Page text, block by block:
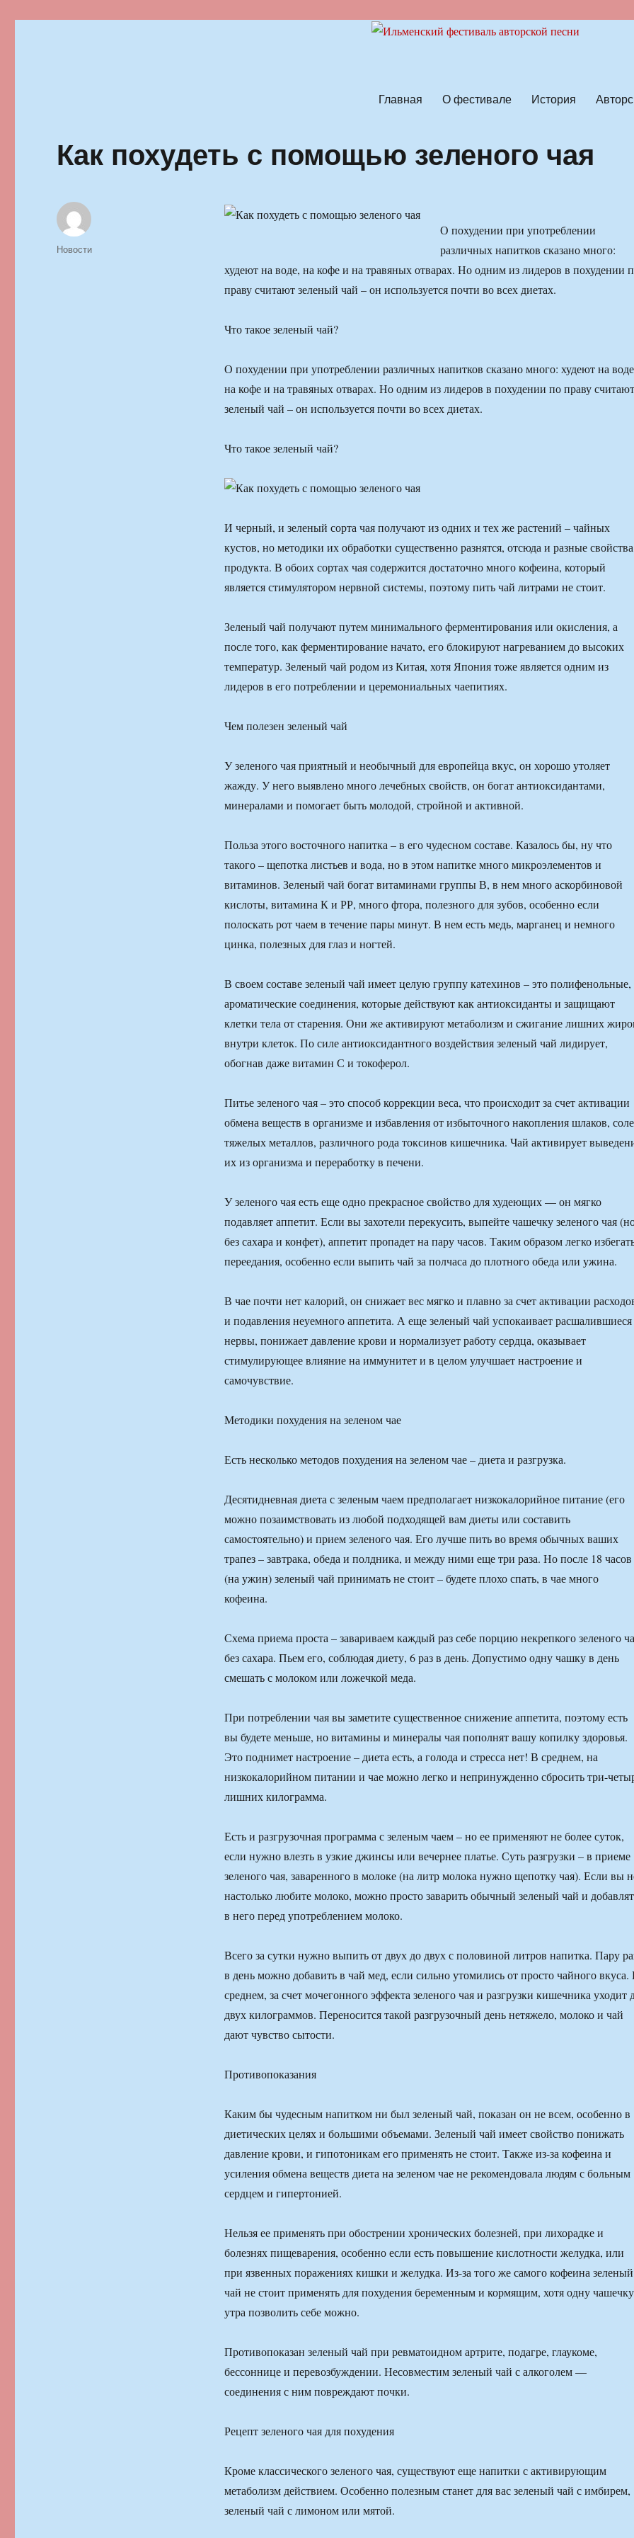
Главная О фестивале История
Как похудеть с помощью зеленого чая
О похудении при употреблении
различных напитков сказано много:
худеют на воде, на кофе и на травяных отварах. Но одним из лидеров в похудении
праву считают зеленый чай – он используется почти во всех диетах.
Что такое зеленый чай?
О похудении при употреблении различных напитков сказано много: худеют на
на кофе и на травяных отварах. Но одним из лидеров в похудении по праву считают
зеленый чай – он используется почти во всех диетах.
Что такое зеленый чай?
И черный, и зеленый сорта чая получают из одних и тех же растений – чайных
кустов, но методики их обработки существенно разнятся, отсюда и разные свойства
продукта. В обоих сортах чая содержится достаточно много кофеина, который
является стимулятором нервной системы, поэтому пить чай литрами не стоит.
Зеленый чай получают путем минимального ферментирования или окисления, а
после того, как ферментирование начато, его блокируют нагреванием до высоких
температур. Зеленый чай родом из Китая, хотя Япония тоже является одним из
лидеров в его потреблении и церемониальных чаепитиях.
Чем полезен зеленый чай
У зеленого чая приятный и необычный для европейца вкус, он хорошо утоляет
жажду. У него выявлено много лечебных свойств, он богат антиоксидантами,
минералами и помогает быть молодой, стройной и активной.
Польза этого восточного напитка – в его чудесном составе. Казалось бы, ну что
такого – щепотка листьев и вода, но в этом напитке много микроэлементов и
витаминов. Зеленый чай богат витаминами группы В, в нем много аскорбиновой
кислоты, витамина К и РР, много фтора, полезного для зубов, особенно если
полоскать рот чаем в течение пары минут. В нем есть медь, марганец и немного
цинка, полезных для глаз и ногтей.
В своем составе зеленый чай имеет целую группу катехинов – это полифенольные,
ароматические соединения, которые действуют как антиоксиданты и защищают
клетки тела от старения. Они же активируют метаболизм и сжигание лишних
внутри клеток. По силе антиоксидантного воздействия зеленый чай лидирует,
обогнав даже витамин С и токоферол.
Питье зеленого чая – это способ коррекции веса, что происходит за счет активации
обмена веществ в организме и избавления от избыточного накопления шлаков,
тяжелых металлов, различного рода токсинов кишечника. Чай активирует
их из организма и переработку в печени.
У зеленого чая есть еще одно прекрасное свойство для худеющих — он мягко
подавляет аппетит. Если вы захотели перекусить, выпейте чашечку зеленого чая
без сахара и конфет), аппетит пропадет на пару часов. Таким образом легко
переедания, особенно если выпить чай за полчаса до плотного обеда или ужина.
В чае почти нет калорий, он снижает вес мягко и плавно за счет активации
и подавления неуемного аппетита. А еще зеленый чай успокаивает расшалившиеся
нервы, понижает давление крови и нормализует работу сердца, оказывает
стимулирующее влияние на иммунитет и в целом улучшает настроение и
самочувствие.
Методики похудения на зеленом чае
Есть несколько методов похудения на зеленом чае – диета и разгрузка.
Десятидневная диета с зеленым чаем предполагает низкокалорийное питание (его
можно позаимствовать из любой подходящей вам диеты или составить
самостоятельно) и прием зеленого чая. Его лучше пить во время обычных ваших
трапез – завтрака, обеда и полдника, и между ними еще три раза. Но после 18 часов
(на ужин) зеленый чай принимать не стоит – будете плохо спать, в чае много
кофеина.
Схема приема проста – завариваем каждый раз себе порцию некрепкого зеленого
без сахара. Пьем его, соблюдая диету, 6 раз в день. Допустимо одну чашку в день
смешать с молоком или ложечкой меда.
При потреблении чая вы заметите существенное снижение аппетита, поэтому есть
вы будете меньше, но витамины и минералы чая пополнят вашу копилку здоровья.
Это поднимет настроение – диета есть, а голода и стресса нет! В среднем, на
низкокалорийном питании и чае можно легко и непринужденно сбросить три-
лишних килограмма.
Есть и разгрузочная программа с зеленым чаем – но ее применяют не более суток,
если нужно влезть в узкие джинсы или вечернее платье. Суть разгрузки – в приеме
зеленого чая, заваренного в молоке (на литр молока нужно щепотку чая). Если вы
настолько любите молоко, можно просто заварить обычный зеленый чай и
в него перед употреблением молоко.
Всего за сутки нужно выпить от двух до двух с половиной литров напитка. Пару
в день можно добавить в чай мед, если сильно утомились от просто чайного вкуса.
среднем, за счет мочегонного эффекта зеленого чая и разгрузки кишечника уходит
двух килограммов. Переносится такой разгрузочный день нетяжело, молоко и чай
дают чувство сытости.
Противопоказания
Каким бы чудесным напитком ни был зеленый чай, показан он не всем, особенно в
диетических целях и большими объемами. Зеленый чай имеет свойство понижать
давление крови, и гипотоникам его применять не стоит. Также из-за кофеина и
усиления обмена веществ диета на зеленом чае не рекомендовала людям с больным
сердцем и гипертонией.
Нельзя ее применять при обострении хронических болезней, при лихорадке и
болезнях пищеварения, особенно если есть повышение кислотности желудка, или
при язвенных поражениях кишки и желудка. Из-за того же самого кофеина зеленый
чай не стоит применять для похудения беременным и кормящим, хотя одну
утра позволить себе можно.
Противопоказан зеленый чай при ревматоидном артрите, подагре, глаукоме,
бессоннице и перевозбуждении. Несовместим зеленый чай с алкоголем —
соединения с ним повреждают почки.
Рецепт зеленого чая для похудения
Кроме классического зеленого чая, существуют еще напитки с активирующим
метаболизм действием. Особенно полезным станет для вас зеленый чай с имбирем,
зеленый чай с лимоном или мятой.
Автор
Опубликовано
Рубрики
Новости